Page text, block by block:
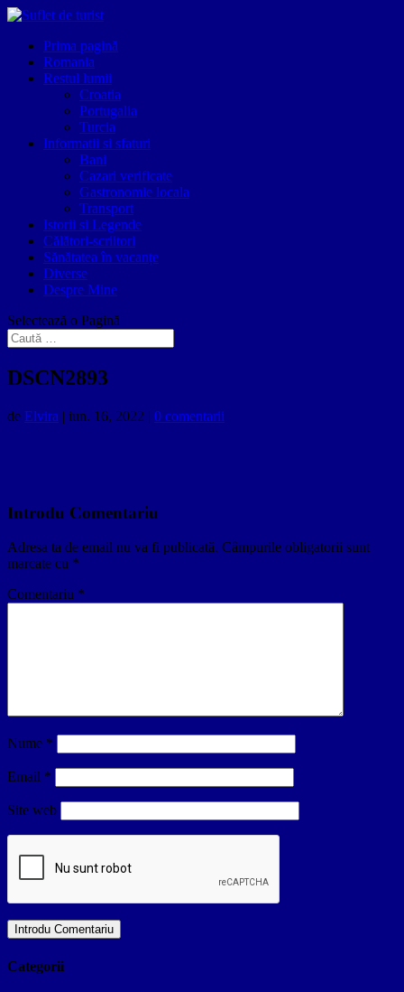
Prima pagină
Romania
Restul lumii
Croatia
Portugalia
Turcia
Informatii si sfaturi
Bani
Cazari verificate
Gastronomie locala
Transport
Istorii si Legende
Călători-scriitori
Sănătatea în vacanțe
Diverse
Despre Mine
Selectează o Pagină
DSCN2893
de Elvira | iun. 16, 2022 | 0 comentarii
Introdu Comentariu
Adresa ta de email nu va fi publicată. Câmpurile obligatorii sunt
marcate cu *
Comentariu *
Nume *
Email *
Site web
Categorii